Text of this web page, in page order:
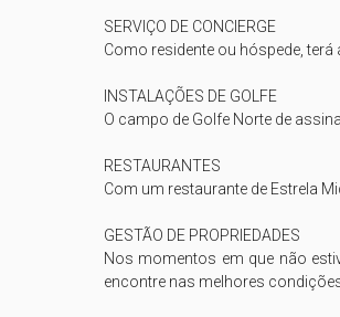
SERVIÇO DE CONCIERGE
Como residente ou hóspede,
INSTALAÇÕES DE GOLFE
O campo de Golfe Norte de
RESTAURANTES
Com um restaurante de Estrela
GESTÃO DE PROPRIEDADES
Nos momentos em que não
encontre nas melhores